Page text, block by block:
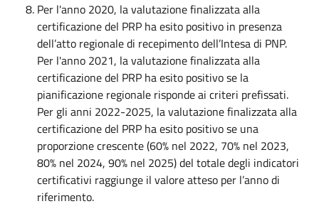
Per l'anno 2020, la valutazione finalizzata alla
certificazione del PRP ha esito positivo in presenza
dell’atto regionale di recepimento dell’Intesa di PNP.
Per l'anno 2021, la valutazione finalizzata alla
certificazione del PRP ha esito positivo se la
pianificazione regionale risponde ai criteri prefissati.
Per gli anni 2022-2025, la valutazione finalizzata alla
certificazione del PRP ha esito positivo se una
proporzione crescente (60% nel 2022, 70% nel 2023,
80% nel 2024, 90% nel 2025) del totale degli indicatori
certificativi raggiunge il valore atteso per l’anno di
riferimento.